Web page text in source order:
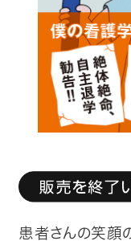
生活・健康
論文・学術
絵本・児童書
社会・思想・
患者さんの笑顔